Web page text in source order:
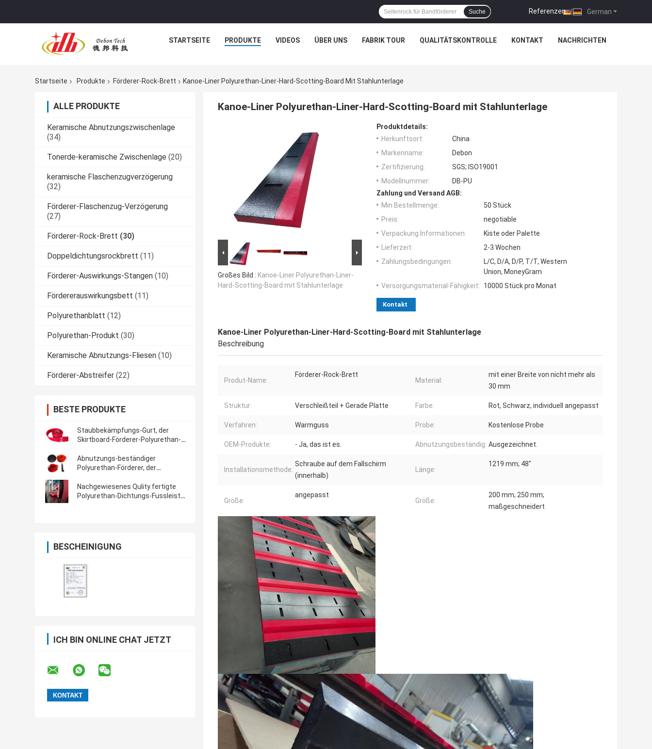
German
Referenzen |
Suche
STARTSEITE PRODUKTE VIDEOS ÜBER UNS FABRIK TOUR QUALITÄTSKONTROLLE KONTAKT NACHRICHTEN
Startseite Produkte Förderer-Rock-Brett Kanoe-Liner Polyurethan-Liner-Hard-Scotting-Board Mit Stahlunterlage
ALLE PRODUKTE
Keramische Abnutzungszwischenlage
(34)
Tonerde-keramische Zwischenlage (20)
keramische Flaschenzugverzögerung
(32)
Förderer-Flaschenzug-Verzögerung
(27)
Förderer-Rock-Brett (30)
Doppeldichtungsrockbrett (11)
Förderer-Auswirkungs-Stangen (10)
Fördererauswirkungsbett (11)
Polyurethanblatt (12)
Polyurethan-Produkt (30)
Keramische Abnutzungs-Fliesen (10)
Förderer-Abstreifer (22)
BESTE PRODUKTE
Staubbekämpfungs-Gurt, der
Skirtboard-Förderer-Polyurethan-
Umsäumen versiegelt
Abnutzungs-beständiger
Polyurethan-Förderer, der
umsäumt
Nachgewiesenes Qulity fertigte
Polyurethan-Dichtungs-Fussleiste
BESCHEINIGUNG
ICH BIN ONLINE CHAT JETZT
Kanoe-Liner Polyurethan-Liner-Hard-Scotting-Board mit Stahlunterlage
Großes Bild : Kanoe-Liner Polyurethan-Liner-
Hard-Scotting-Board mit Stahlunterlage
Produktdetails:
Herkunftsort:
China
Markenname:
Debon
Zertifizierung:
SGS; ISO19001
Modellnummer:
DB-PU
Zahlung und Versand AGB:
Min Bestellmenge:
50 Stück
Preis:
negotiable
Verpackung Informationen:
Kiste oder Palette
Lieferzeit:
2-3 Wochen
Zahlungsbedingungen:
L/C, D/A, D/P, T/T, Western
Union, MoneyGram
Versorgungsmaterial-Fähigkeit:
10000 Stück pro Monat
Kontakt
Kanoe-Liner Polyurethan-Liner-Hard-Scotting-Board mit Stahlunterlage
Beschreibung
Produt-Name:
Förderer-Rock-Brett
Material:
mit einer Breite von nicht mehr als
30 mm
Struktur: Verschleißteil + Gerade Platte Farbe: Rot, Schwarz, individuell angepasst
Verfahren: Warmguss Probe: Kostenlose Probe
OEM-Produkte: - Ja, das ist es. Abnutzungsbeständig: Ausgezeichnet.
Installationsmethode:
Schraube auf dem Fallschirm
(innerhalb)
Länge:
1219 mm; 48"
Größe:
angepasst
Größe:
200 mm; 250 mm;
maßgeschneidert